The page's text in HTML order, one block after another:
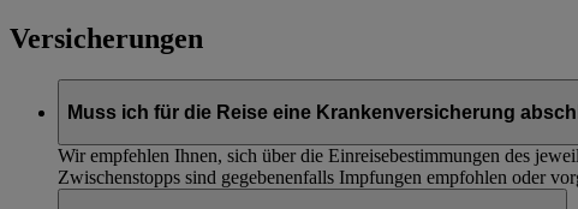
Versicherungen
Muss ich für die Reise eine Krankenversicherung
Wir empfehlen Ihnen, sich über die Einreisebestimmungen des
Zwischenstopps sind gegebenenfalls Impfungen empfohlen oder